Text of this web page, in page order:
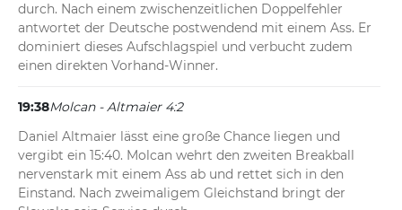
durch. Nach einem zwischenzeitlichen Doppelfehler
antwortet der Deutsche postwendend mit einem Ass. Er
dominiert dieses Aufschlagspiel und verbucht zudem
einen direkten Vorhand-Winner.
19:38Molcan - Altmaier 4:2
Daniel Altmaier lässt eine große Chance liegen und
vergibt ein 15:40. Molcan wehrt den zweiten Breakball
nervenstark mit einem Ass ab und rettet sich in den
Einstand. Nach zweimaligem Gleichstand bringt der